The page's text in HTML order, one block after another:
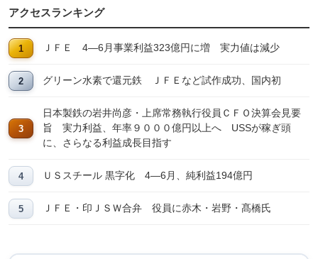
アクセスランキング
ＪＦＥ 4―6月事業利益323億円に増 実力値は減少
グリーン水素で還元鉄 ＪＦＥなど試作成功、国内初
日本製鉄の岩井尚彦・上席常務執行役員ＣＦＯ決算会見要
旨 実力利益、年率９０００億円以上へ USSが稼ぎ頭
に、さらなる利益成長目指す
ＵＳスチール 黒字化 4―6月、純利益194億円
ＪＦＥ・印ＪＳＷ合弁 役員に赤木・岩野・髙橋氏